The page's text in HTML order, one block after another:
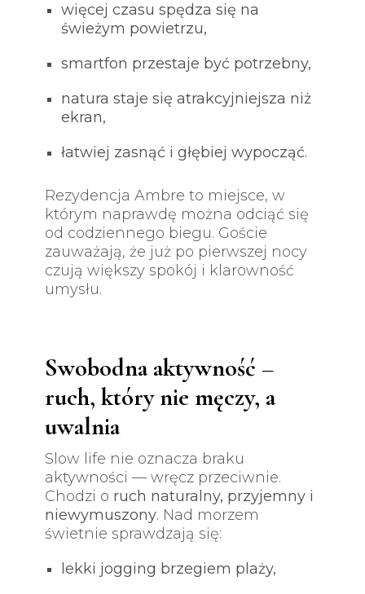
więcej czasu spędza się na
świeżym powietrzu,
smartfon przestaje być potrzebny,
natura staje się atrakcyjniejsza niż
ekran,
łatwiej zasnąć i głębiej wypocząć.
Rezydencja Ambre to miejsce, w
którym naprawdę można odciąć się
od codziennego biegu. Goście
zauważają, że już po pierwszej nocy
czują większy spokój i klarowność
umysłu.
Swobodna aktywność –
ruch, który nie męczy, a
uwalnia
Slow life nie oznacza braku
aktywności — wręcz przeciwnie.
Chodzi o ruch naturalny, przyjemny i
niewymuszony. Nad morzem
świetnie sprawdzają się:
lekki jogging brzegiem plaży,